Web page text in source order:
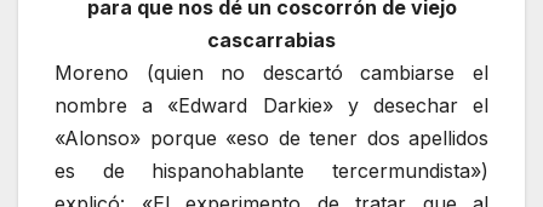
para que nos dé un coscorrón de viejo
cascarrabias
Moreno (quien no descartó cambiarse el
nombre a «Edward Darkie» y desechar el
«Alonso» porque «eso de tener dos apellidos
es de hispanohablante tercermundista»)